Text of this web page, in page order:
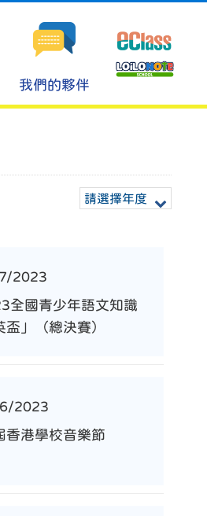
我們的夥伴
請選擇年度
2023
全國青少年語文知識
盃」（總決賽）
2023
香港學校音樂節